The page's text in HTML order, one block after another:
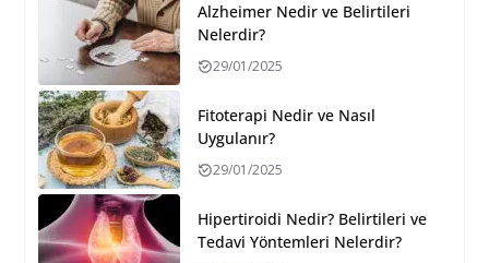
Alzheimer Nedir ve Belirtileri
Nelerdir?
29/01/2025
Fitoterapi Nedir ve Nasıl
Uygulanır?
29/01/2025
Hipertiroidi Nedir? Belirtileri ve
Tedavi Yöntemleri Nelerdir?